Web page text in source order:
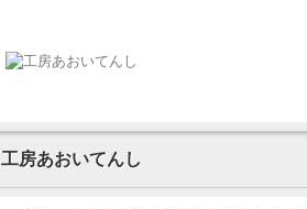
工房あおいてんし